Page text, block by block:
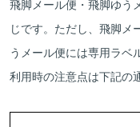
飛脚メール便・飛脚ゆう
じです。ただし、飛脚メ
うメール便には専用ラベ
利用時の注意点は下記の